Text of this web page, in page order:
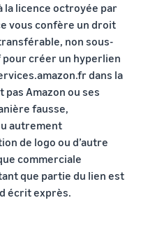
la licence octroyée par
vous confère un droit
non sous-
créer un hyperlien
dans la
Amazon ou ses
fausse,
autrement
de logo ou d’autre
commerciale
que partie du lien est
écrit exprès.